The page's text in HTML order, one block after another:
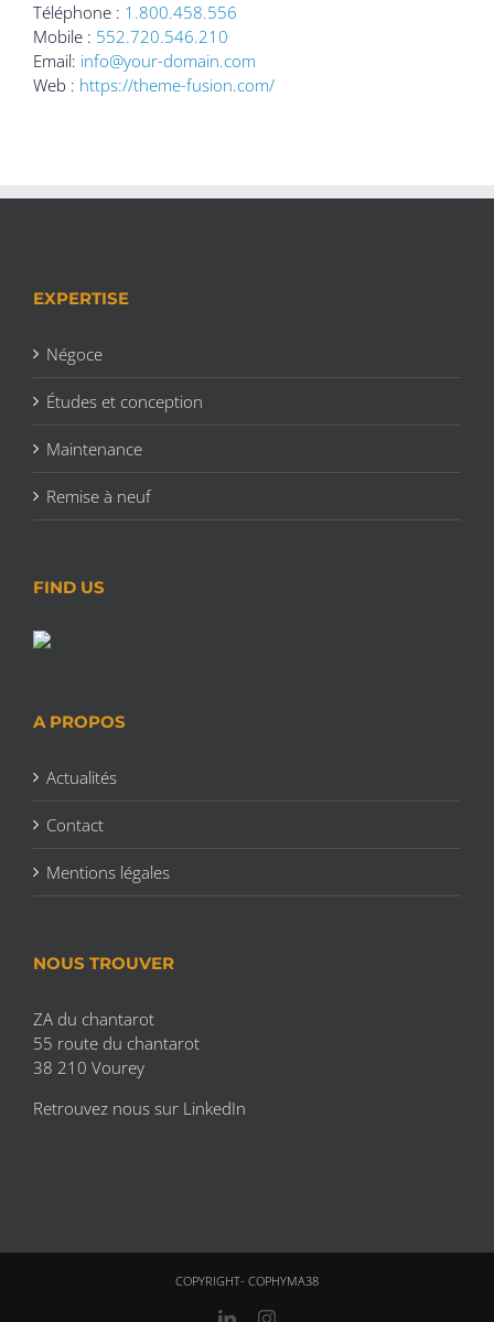
Téléphone : 1.800.458.556
Mobile : 552.720.546.210
Email: info@your-domain.com
Web : https://theme-fusion.com/
EXPERTISE
Négoce
Études et conception
Maintenance
Remise à neuf
FIND US
A PROPOS
Actualités
Contact
Mentions légales
NOUS TROUVER
ZA du chantarot
55 route du chantarot
38 210 Vourey
Retrouvez nous sur LinkedIn
COPYRIGHT- COPHYMA38
LinkedInInstagram